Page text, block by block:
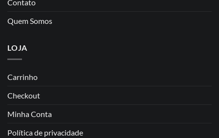
Contato
Quem Somos
LOJA
Carrinho
Checkout
Minha Conta
Política de privacidade